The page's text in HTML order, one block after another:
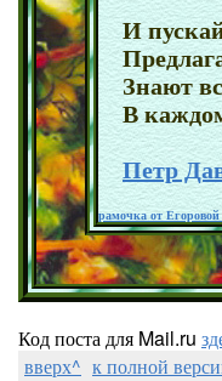
И
Знают
В
Петр
рамочка от
Код поста для Mail.ru
вверх^ к полной